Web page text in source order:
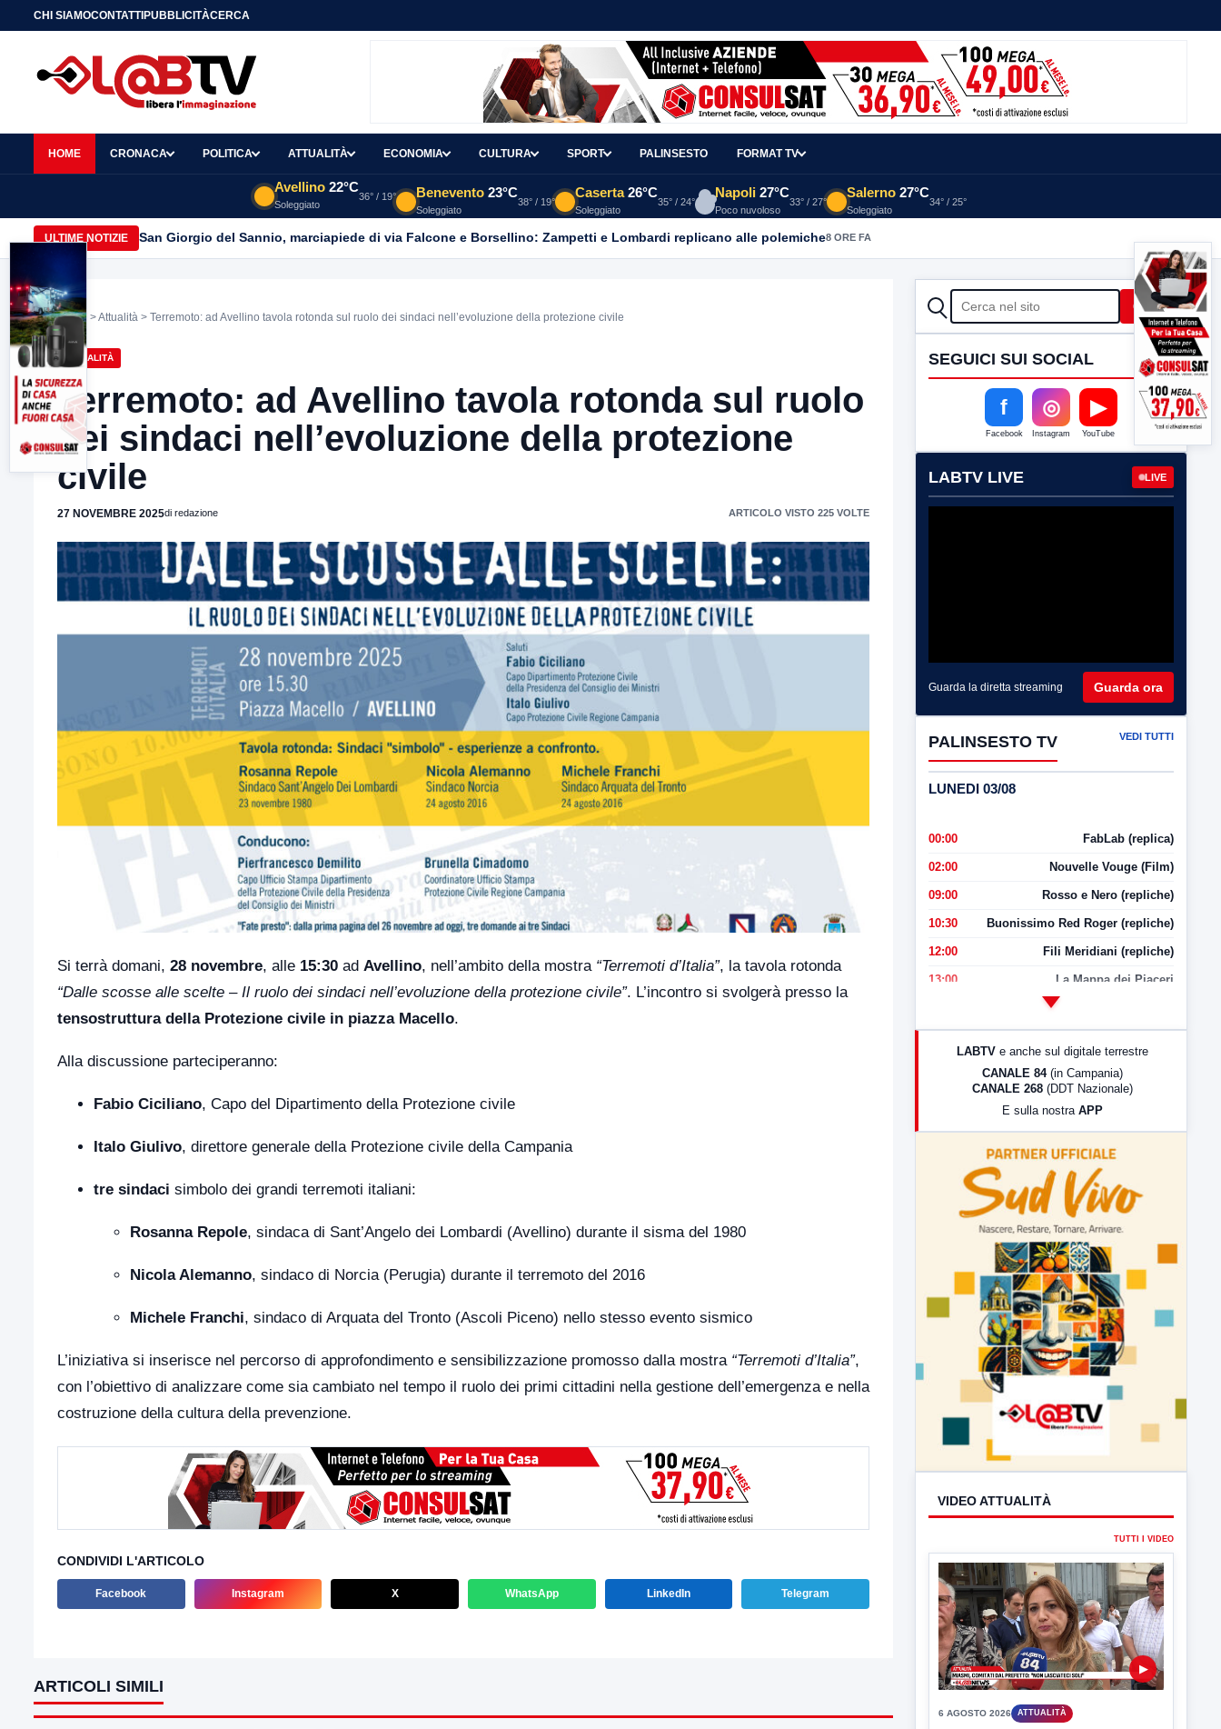
CHI SIAMOCONTATTIPUBBLICITÀCERCA
HOME CRONACA POLITICA ATTUALITÀ ECONOMIA CULTURA SPORT PALINSESTO FORMAT TV
Avellino 22°C
Soleggiato
36° / 19° Benevento 23°C
Soleggiato
38° / 19°
Caserta 26°C
Soleggiato
35° / 24°
Napoli 27°C
Poco nuvoloso
33° / 27°
Salerno 27°C
Soleggiato
34° / 25°
ULTIME NOTIZIE San Giorgio del Sannio, marciapiede di via Falcone e Borsellino: Zampetti e Lombardi replicano alle polemiche8 ORE FA
Home >Attualità > Terremoto: ad Avellino tavola rotonda sul ruolo dei sindaci nell’evoluzione della protezione civile
ATTUALITÀ
Terremoto: ad Avellino tavola rotonda sul ruolo
dei sindaci nell’evoluzione della protezione
civile
27 NOVEMBRE 2025di redazione ARTICOLO VISTO 225 VOLTE
Si terrà domani, 28 novembre, alle 15:30 ad Avellino, nell’ambito della mostra “Terremoti d’Italia”, la tavola rotonda
“Dalle scosse alle scelte – Il ruolo dei sindaci nell’evoluzione della protezione civile”. L’incontro si svolgerà presso la
tensostruttura della Protezione civile in piazza Macello.
Alla discussione parteciperanno:
Fabio Ciciliano, Capo del Dipartimento della Protezione civile
Italo Giulivo, direttore generale della Protezione civile della Campania
tre sindaci simbolo dei grandi terremoti italiani:
Rosanna Repole, sindaca di Sant’Angelo dei Lombardi (Avellino) durante il sisma del 1980
Nicola Alemanno, sindaco di Norcia (Perugia) durante il terremoto del 2016
Michele Franchi, sindaco di Arquata del Tronto (Ascoli Piceno) nello stesso evento sismico
L’iniziativa si inserisce nel percorso di approfondimento e sensibilizzazione promosso dalla mostra “Terremoti d’Italia”,
con l’obiettivo di analizzare come sia cambiato nel tempo il ruolo dei primi cittadini nella gestione dell’emergenza e nella
costruzione della cultura della prevenzione.
CONDIVIDI L'ARTICOLO
Facebook Instagram X WhatsApp LinkedIn Telegram
ARTICOLI SIMILI
CERCA Cerca
SEGUICI SUI SOCIAL
f
Facebook
◎
Instagram
▶
YouTube
LABTV LIVE LIVE
Guarda la diretta streaming Guarda ora
PALINSESTO TV VEDI TUTTI
LUNEDI 03/08
00:00 FabLab (replica)
02:00 Nouvelle Vouge (Film)
09:00 Rosso e Nero (repliche)
10:30 Buonissimo Red Roger (repliche)
12:00 Fili Meridiani (repliche)
13:00 La Mappa dei Piaceri
LabNews (Diretta)
LabNews (replica)
LABTV e anche sul digitale terrestre
CANALE 84 (in Campania)
CANALE 268 (DDT Nazionale)
E sulla nostra APP
VIDEO ATTUALITÀ
TUTTI I VIDEO